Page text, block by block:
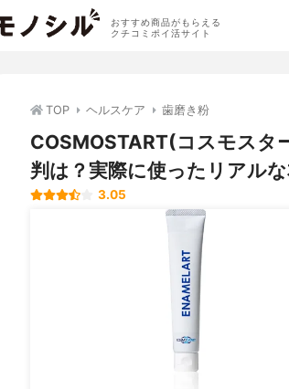
おすすめ商品がもらえる
クチコミポイ活サイト
TOP ヘルスケア 歯磨き粉
COSMOSTART(コスモスタ
判は？実際に使ったリアル
3.05